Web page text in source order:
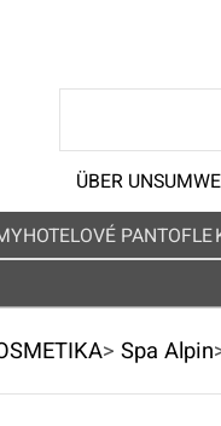
ÜBER UNS
HOTELOVÉ PANTOFLE
> Spa Alpin